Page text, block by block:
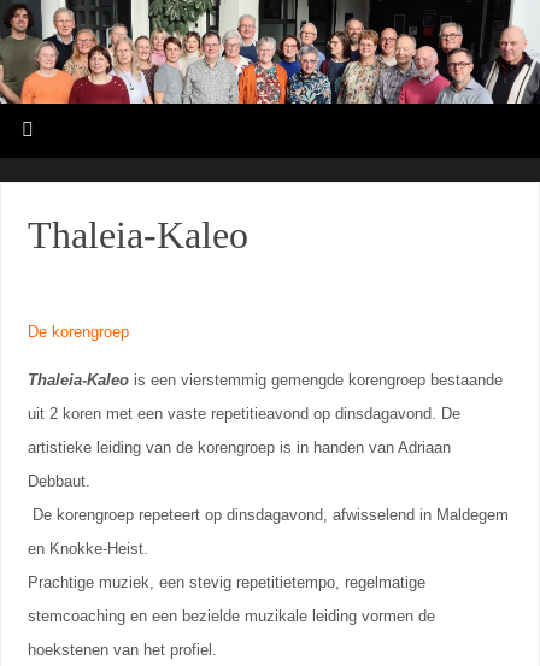
Thaleia-Kaleo
De korengroep
Thaleia-Kaleo is een vierstemmig gemengde korengroep bestaande
uit 2 koren met een vaste repetitieavond op dinsdagavond. De
artistieke leiding van de korengroep is in handen van Adriaan
Debbaut.
De korengroep repeteert op dinsdagavond, afwisselend in Maldegem
en Knokke-Heist.
Prachtige muziek, een stevig repetitietempo, regelmatige
stemcoaching en een bezielde muzikale leiding vormen de
hoekstenen van het profiel.